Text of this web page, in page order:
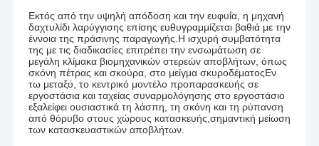
Εκτός από την υψηλή απόδοση και την ευφυΐα, η μηχανή
δαχτυλίδι λαρύγγισης επίσης ευθυγραμμίζεται βαθιά με την
έννοια της πράσινης παραγωγής.Η ισχυρή συμβατότητα
της με τις διαδικασίες επιτρέπει την ενσωμάτωση σε
μεγάλη κλίμακα βιομηχανικών στερεών αποβλήτων, όπως
σκόνη πέτρας και σκούρα, στο μείγμα σκυροδέματοςΕν
τω μεταξύ, το κεντρικό μοντέλο προπαρασκευής σε
εργοστάσια και ταχείας συναρμολόγησης στο εργοστάσιο
εξαλείφει ουσιαστικά τη λάσπη, τη σκόνη και τη ρύπανση
από θόρυβο στους χώρους κατασκευής,σημαντική μείωση
των κατασκευαστικών αποβλήτων.